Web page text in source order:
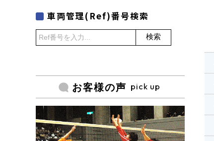
車両管理(Ref)番号検索
検索
お客様の声 pick up